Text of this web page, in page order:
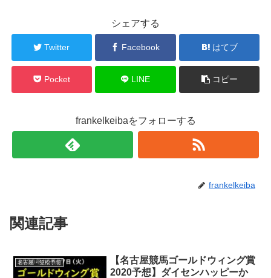
シェアする
Twitter Facebook はてブ
Pocket LINE コピー
frankelkeibaをフォローする
frankelkeiba
関連記事
名古屋・笠松予想
【名古屋競馬ゴールドウィング賞
2020予想】ダイセンハッピーか